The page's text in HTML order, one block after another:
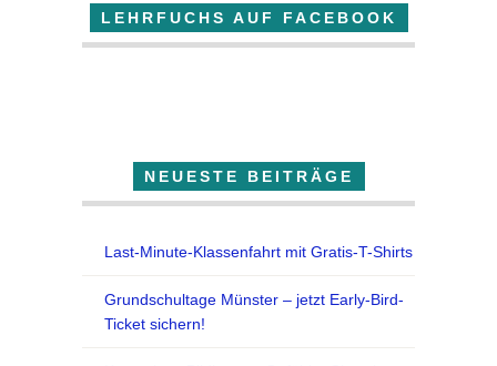
LEHRFUCHS AUF FACEBOOK
NEUESTE BEITRÄGE
Last-Minute-Klassenfahrt mit Gratis-T-Shirts
Grundschultage Münster – jetzt Early-Bird-
Ticket sichern!